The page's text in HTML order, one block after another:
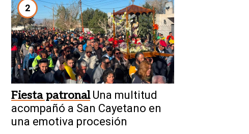
2
Fiesta patronal Una multitud
acompañó a San Cayetano en
una emotiva procesión